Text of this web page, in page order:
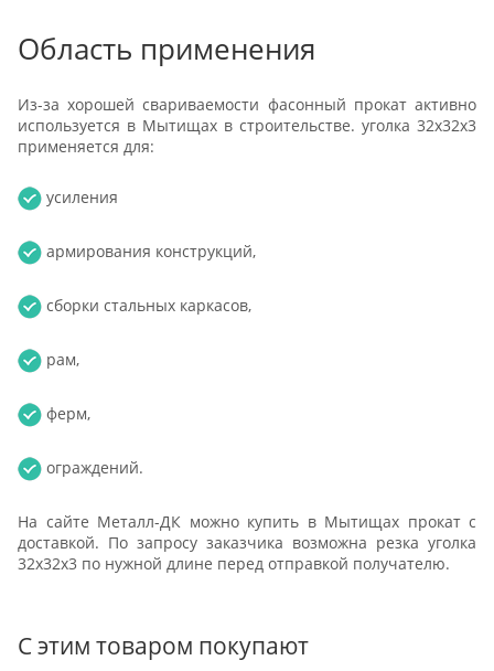
Область применения
Из-за хорошей свариваемости фасонный прокат активно
используется в Мытищах в строительстве. уголка 32х32х3
применяется для:
усиления
армирования конструкций,
сборки стальных каркасов,
рам,
ферм,
ограждений.
На сайте Металл-ДК можно купить в Мытищах прокат с
доставкой. По запросу заказчика возможна резка уголка
32х32х3 по нужной длине перед отправкой получателю.
С этим товаром покупают